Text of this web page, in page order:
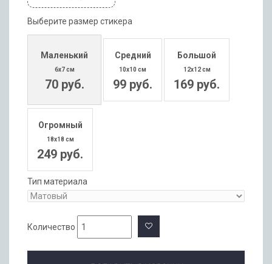
Выберите размер стикера
Маленький
6x7 см
70 руб.
Средний
10x10 см
99 руб.
Большой
12x12 см
169 руб.
Огромный
18x18 см
249 руб.
Тип материала
Количество